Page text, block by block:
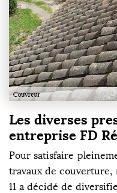
Les diverses
entreprise FD
Pour satisfaire
travaux de couverture,
11 a décidé de